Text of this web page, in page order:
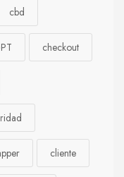
cbd
checkout
cliente